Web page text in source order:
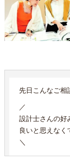
先日こんなご相
／
設計士さんの好
良いと思えなく
＼